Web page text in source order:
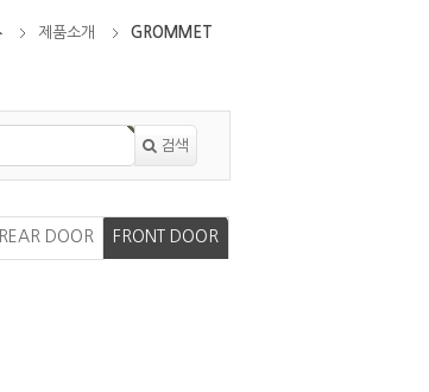
제품소개 GROMMET
검색
REAR DOOR FRONT DOOR